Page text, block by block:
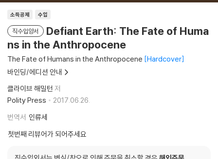
소득공제 수입
직수입양서
Defiant Earth: The Fate of Huma
ns in the Anthropocene
The Fate of Humans in the Anthropocene Hardcover
바인딩/에디션 안내
클라이브 해밀턴 저
Polity Press
2017.06.26.
번역서 인류세
첫번째 리뷰어가 되어주세요